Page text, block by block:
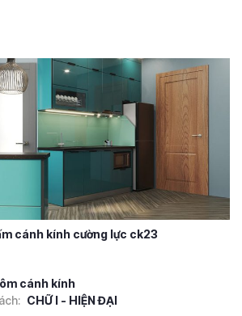
cánh kính cường lực ck23
cánh kính
CHỮ I - HIỆN ĐẠI